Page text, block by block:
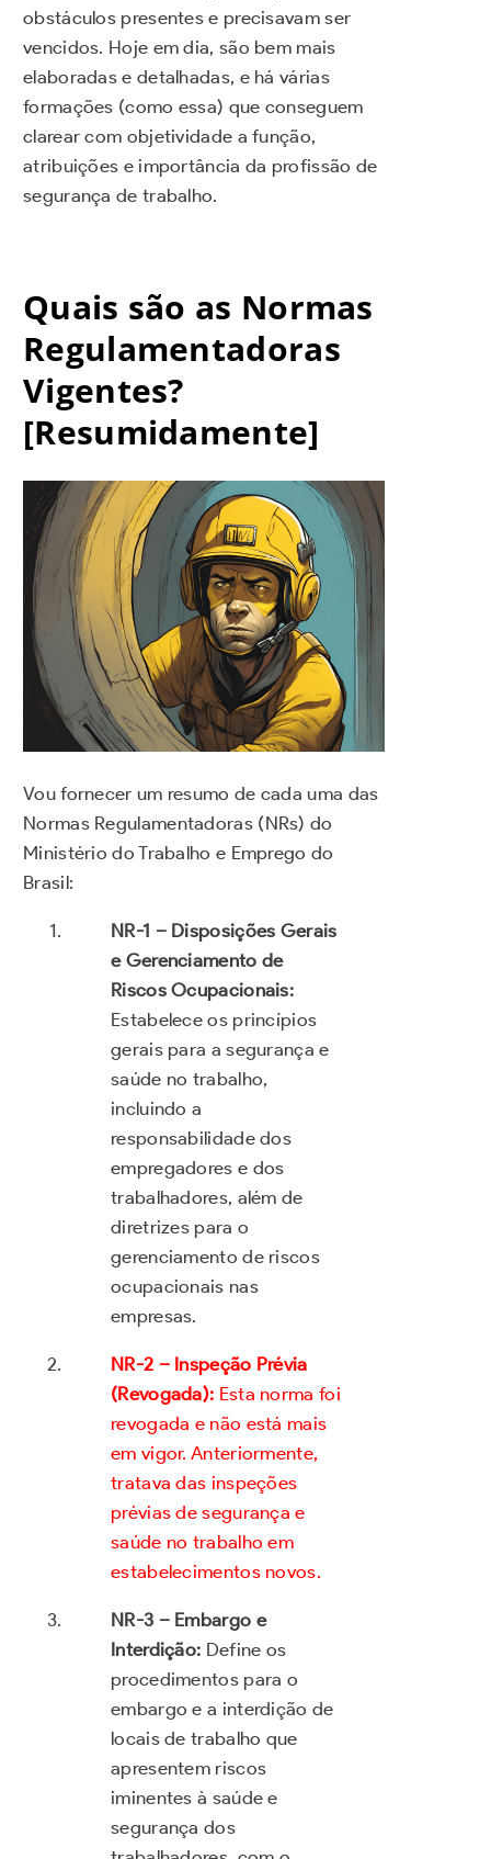
obstáculos presentes e precisavam ser
vencidos. Hoje em dia, são bem mais
elaboradas e detalhadas, e há várias
formações (como essa) que conseguem
clarear com objetividade a função,
atribuições e importância da profissão de
segurança de trabalho.
Quais são as Normas
Regulamentadoras
Vigentes?
[Resumidamente]
Vou fornecer um resumo de cada uma das
Normas Regulamentadoras (NRs) do
Ministério do Trabalho e Emprego do
Brasil:
NR-1 – Disposições Gerais
e Gerenciamento de
Riscos Ocupacionais:
Estabelece os princípios
gerais para a segurança e
saúde no trabalho,
incluindo a
responsabilidade dos
empregadores e dos
trabalhadores, além de
diretrizes para o
gerenciamento de riscos
ocupacionais nas
empresas.
NR-2 – Inspeção Prévia
(Revogada): Esta norma foi
revogada e não está mais
em vigor. Anteriormente,
tratava das inspeções
prévias de segurança e
saúde no trabalho em
estabelecimentos novos.
NR-3 – Embargo e
Interdição: Define os
procedimentos para o
embargo e a interdição de
locais de trabalho que
apresentem riscos
iminentes à saúde e
segurança dos